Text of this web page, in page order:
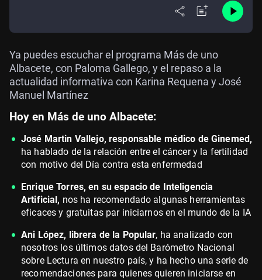
Ya puedes escuchar el programa Más de uno
Albacete, con Paloma Gallego, y el repaso a la
actualidad informativa con Karina Requena y José
Manuel Martínez
Hoy en Más de uno Albacete:
José Martin Vallejo, responsable médico de Ginemed,
ha hablado de la relación entre el cáncer y la fertilidad
con motivo del Día contra esta enfermedad
Enrique Torres, en su espacio de Inteligencia
Artificial, nos ha recomendado algunas herramientas
eficaces y gratuitas par iniciarnos en el mundo de la IA
Ani López, librera de la Popular, ha analizado con
nosotros los últimos datos del Barómetro Nacional
sobre Lectura en nuestro país, y ha hecho una serie de
recomendaciones para quienes quieren iniciarse en